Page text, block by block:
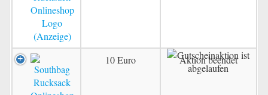
10 Euro Aktion beendet